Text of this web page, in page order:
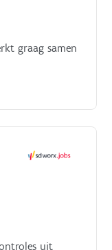
graag samen
uit